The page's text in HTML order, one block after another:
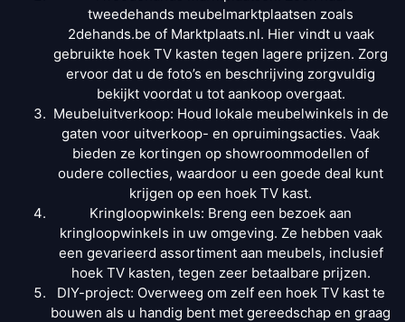
tweedehands meubelmarktplaatsen zoals
2dehands.be of Marktplaats.nl. Hier vindt u vaak
gebruikte hoek TV kasten tegen lagere prijzen. Zorg
ervoor dat u de foto’s en beschrijving zorgvuldig
bekijkt voordat u tot aankoop overgaat.
Meubeluitverkoop: Houd lokale meubelwinkels in de
gaten voor uitverkoop- en opruimingsacties. Vaak
bieden ze kortingen op showroommodellen of
oudere collecties, waardoor u een goede deal kunt
krijgen op een hoek TV kast.
Kringloopwinkels: Breng een bezoek aan
kringloopwinkels in uw omgeving. Ze hebben vaak
een gevarieerd assortiment aan meubels, inclusief
hoek TV kasten, tegen zeer betaalbare prijzen.
DIY-project: Overweeg om zelf een hoek TV kast te
bouwen als u handig bent met gereedschap en graag